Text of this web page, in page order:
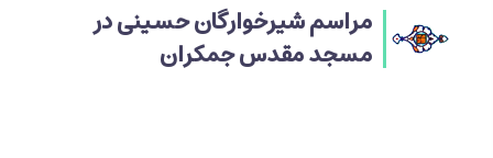
مراسم شیرخوارگان حسینی در
مسجد مقدس جمکران